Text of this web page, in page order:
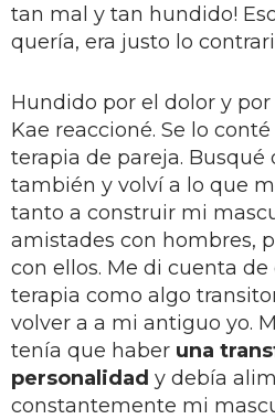
tan mal y tan hundido!
quería, era justo lo
Hundido por el dolor y
Kae reaccioné. Se lo
terapia de pareja. Busqué
también y volví a lo que
tanto a construir mi
amistades con hombres,
con ellos. Me di cuenta
terapia como algo
volver a a mi antiguo yo.
tenía que haber una
personalidad y debía
constantemente mi